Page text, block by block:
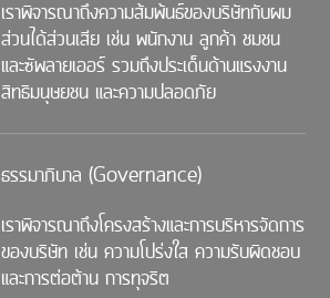
เราพิจารณาถึงความส้มพ้นธ์ของบริษัทกับผม
ส่วนได้ส่วนเสีย เช่น พนักงาน ลูกค้า ชมชน
และซัพลายเออร์ รวมถึงประเด็นด้านแรงงาน
สิทธิมนุษยชน และความปลอดภัย
ธรรมาภิบาล (Governance)
เราพิจารณาถึงโครงสร้างและการบริหารจัดการ
ของบริษัท เช่น ความโปร่งใส ความรับผิดชอบ
และการต่อต้าน การทุจริต